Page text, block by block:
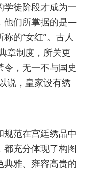
学徒阶段才成为一
他们所掌据的是—
的“女红”。古人
章制度，所关更
，无一不与国史
说，皇家设有绣
范在宫廷绣品中
都充分体现了构图
雅、雍容高贵的